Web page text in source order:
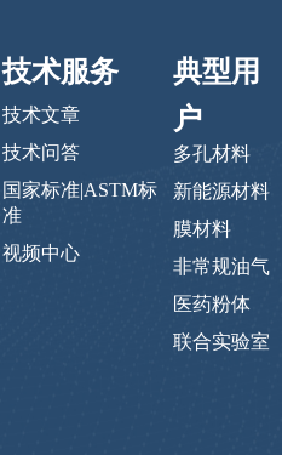
技术服务
技术文章
技术问答
国家标准|ASTM标
准
视频中心
典型用
户
多孔材料
新能源材料
膜材料
非常规油气
医药粉体
联合实验室